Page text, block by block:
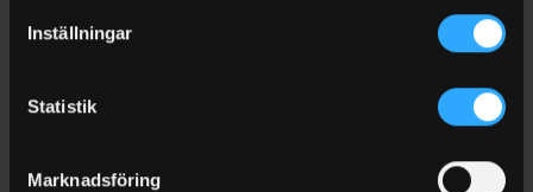
Inställningar
Statistik
Marknadsföring
Låsbart lock. Levereras med
kraven i NFS 2017:5
2018:3 föreskrift
andratillbehör riskerar orsaka
föroreningar. Vid eventuell